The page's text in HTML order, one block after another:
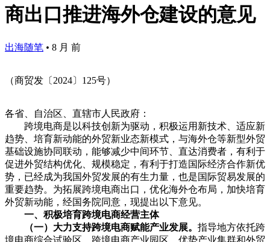
商出口推进海外仓建设的意见
出海随笔 • 8 月 前
（商贸发〔2024〕125号）
各省、自治区、直辖市人民政府：
跨境电商是以科技创新为驱动，积极运用新技术、适应新
趋势、培育新动能的外贸新业态新模式，与海外仓等新型外贸
基础设施协同联动，能够减少中间环节、直达消费者，有利于
促进外贸结构优化、规模稳定，有利于打造国际经济合作新优
势，已经成为我国外贸发展的有生力量，也是国际贸易发展的
重要趋势。为拓展跨境电商出口，优化海外仓布局，加快培育
外贸新动能，经国务院同意，现提出以下意见。
一、积极培育跨境电商经营主体
（一）大力支持跨境电商赋能产业发展。 指导地方依托跨
境电商综合试验区、跨境电商产业园区、优势产业集群和外贸